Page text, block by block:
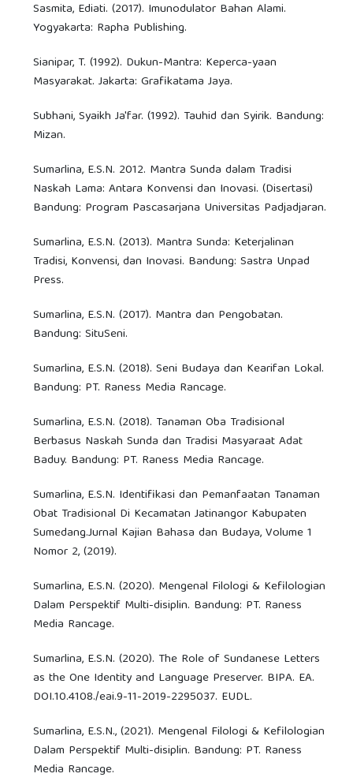
Sasmita, Ediati. (2017). Imunodulator Bahan Alami.
Yogyakarta: Rapha Publishing.
Sianipar, T. (1992). Dukun-Mantra: Keperca-yaan
Masyarakat. Jakarta: Grafikatama Jaya.
Subhani, Syaikh Ja'far. (1992). Tauhid dan Syirik. Bandung:
Mizan.
Sumarlina, E.S.N. 2012. Mantra Sunda dalam Tradisi
Naskah Lama: Antara Konvensi dan Inovasi. (Disertasi)
Bandung: Program Pascasarjana Universitas Padjadjaran.
Sumarlina, E.S.N. (2013). Mantra Sunda: Keterjalinan
Tradisi, Konvensi, dan Inovasi. Bandung: Sastra Unpad
Press.
Sumarlina, E.S.N. (2017). Mantra dan Pengobatan.
Bandung: SituSeni.
Sumarlina, E.S.N. (2018). Seni Budaya dan Kearifan Lokal.
Bandung: PT. Raness Media Rancage.
Sumarlina, E.S.N. (2018). Tanaman Oba Tradisional
Berbasus Naskah Sunda dan Tradisi Masyaraat Adat
Baduy. Bandung: PT. Raness Media Rancage.
Sumarlina, E.S.N. Identifikasi dan Pemanfaatan Tanaman
Obat Tradisional Di Kecamatan Jatinangor Kabupaten
Sumedang.Jurnal Kajian Bahasa dan Budaya, Volume 1
Nomor 2, (2019).
Sumarlina, E.S.N. (2020). Mengenal Filologi & Kefilologian
Dalam Perspektif Multi-disiplin. Bandung: PT. Raness
Media Rancage.
Sumarlina, E.S.N. (2020). The Role of Sundanese Letters
as the One Identity and Language Preserver. BIPA. EA.
DOI.10.4108./eai.9-11-2019-2295037. EUDL.
Sumarlina, E.S.N., (2021). Mengenal Filologi & Kefilologian
Dalam Perspektif Multi-disiplin. Bandung: PT. Raness
Media Rancage.